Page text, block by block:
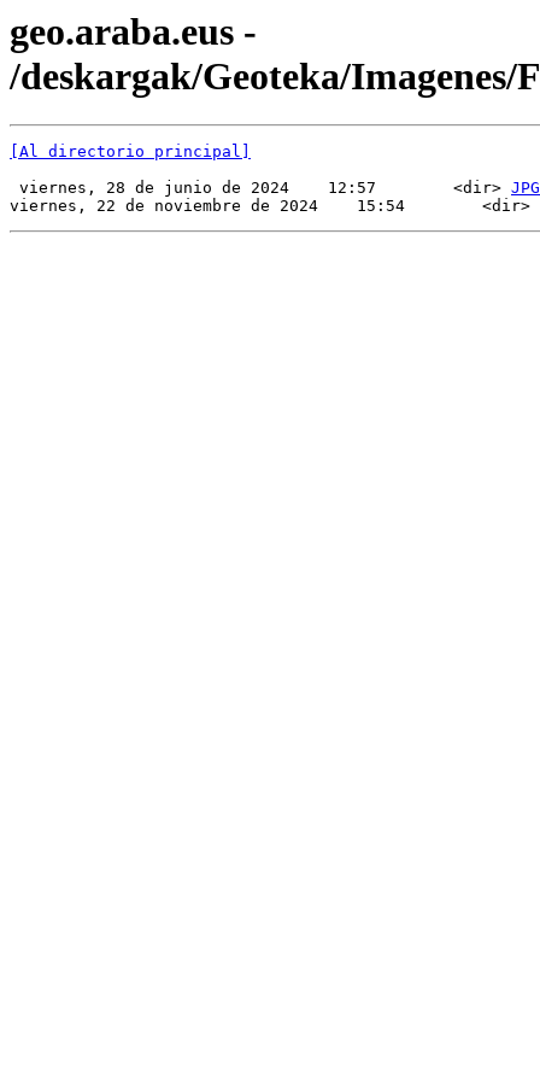
geo.araba.eus -
/deskargak/Geoteka/Imagenes/
[Al directorio principal]
viernes, 28 de junio de 2024    12:57        <dir> JPG
viernes, 22 de noviembre de 2024    15:54        <dir>